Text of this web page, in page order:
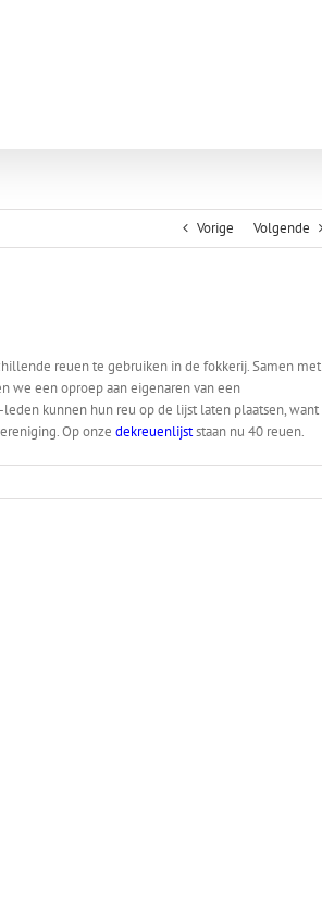
Vorige Volgende
reuen te gebruiken in de fokkerij. Samen met
we een oproep aan eigenaren van een
kunnen hun reu op de lijst laten plaatsen, want
Op onze dekreuenlijststaan nu 40 reuen.